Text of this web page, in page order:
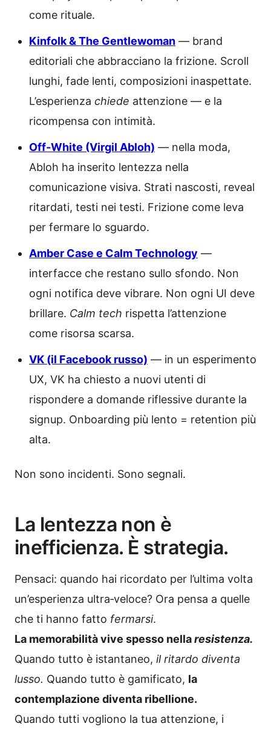
come rituale.
Kinfolk & The Gentlewoman — brand
editoriali che abbracciano la frizione. Scroll
lunghi, fade lenti, composizioni inaspettate.
L’esperienza chiede attenzione — e la
ricompensa con intimità.
Off‑White (Virgil Abloh) — nella moda,
Abloh ha inserito lentezza nella
comunicazione visiva. Strati nascosti, reveal
ritardati, testi nei testi. Frizione come leva
per fermare lo sguardo.
Amber Case e Calm Technology —
interfacce che restano sullo sfondo. Non
ogni notifica deve vibrare. Non ogni UI deve
brillare. Calm tech rispetta l’attenzione
come risorsa scarsa.
VK (il Facebook russo) — in un esperimento
UX, VK ha chiesto a nuovi utenti di
rispondere a domande riflessive durante la
signup. Onboarding più lento = retention più
alta.
Non sono incidenti. Sono segnali.
La lentezza non è
inefficienza. È strategia.
Pensaci: quando hai ricordato per l’ultima volta
un’esperienza ultra‑veloce? Ora pensa a quelle
che ti hanno fatto fermarsi.
La memorabilità vive spesso nellaresistenza.
Quando tutto è istantaneo, il ritardo diventa
lusso. Quando tutto è gamificato, la
contemplazione diventa ribellione.
Quando tutti vogliono la tua attenzione, i